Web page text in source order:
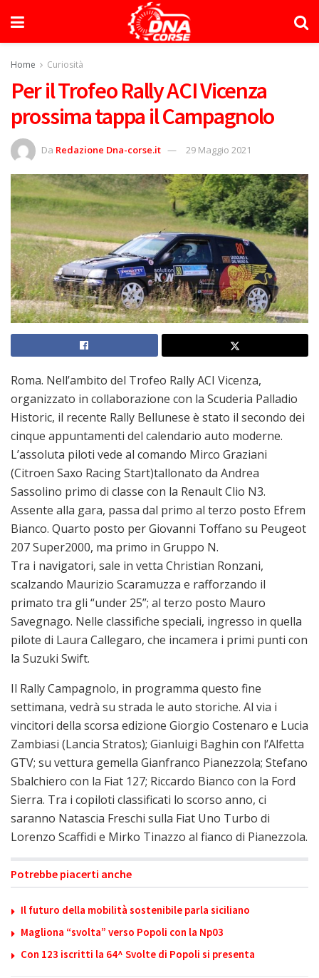
Home Curiosità
Per il Trofeo Rally ACI Vicenza
prossima tappa il Campagnolo
Da Redazione Dna-corse.it 29 Maggio 2021
Roma. Nell’ambito del Trofeo Rally ACI Vicenza,
organizzato in collaborazione con la Scuderia Palladio
Historic, il recente Rally Bellunese è stato il secondo dei
cinque appuntamenti del calendario auto moderne.
L’assoluta piloti vede al comando Mirco Graziani
(Citroen Saxo Racing Start)tallonato da Andrea
Sassolino primo di classe con la Renault Clio N3.
Assente alla gara, passa dal primo al terzo posto Efrem
Bianco. Quarto posto per Giovanni Toffano su Peugeot
207 Super2000, ma primo in Gruppo N.
Tra i navigatori, sale in vetta Christian Ronzani,
scalzando Maurizio Scaramuzza e rafforzando il
primato tra gli “under 25”; al terzo posto Mauro
Savegnago. Nelle classifiche speciali, ingresso in quella
pilote di Laura Callegaro, che incamera i primi punti con
la Suzuki Swift.
Il Rally Campagnolo, in programma questo fine
settimana, vedrà su strada le auto storiche. Al via i
vincitori della scorsa edizione Giorgio Costenaro e Lucia
Zambiasi (Lancia Stratos); Gianluigi Baghin con l’Alfetta
GTV; su vettura gemella Gianfranco Pianezzola; Stefano
Sbalchiero con la Fiat 127; Riccardo Bianco con la Ford
Sierra. Tra i copiloti classificati lo scorso anno, ci
saranno Natascia Freschi sulla Fiat Uno Turbo di
Lorenzo Scaffidi e Mirko Tinazzo al fianco di Pianezzola.
Potrebbe piacerti anche
Il futuro della mobilità sostenibile parla siciliano
Magliona “svolta” verso Popoli con la Np03
Con 123 iscritti la 64^ Svolte di Popoli si presenta